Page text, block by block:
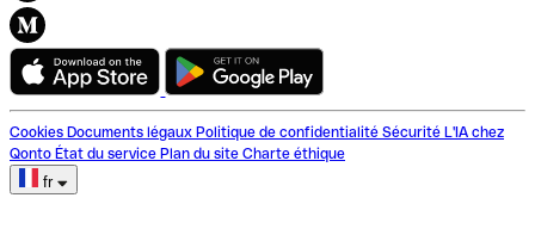
Cookies Documents légaux Politique de confidentialité Sécurité L'IA chez
Qonto État du service Plan du site Charte éthique
fr